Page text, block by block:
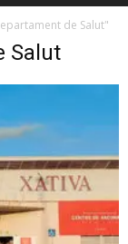
de Salut"
Salut